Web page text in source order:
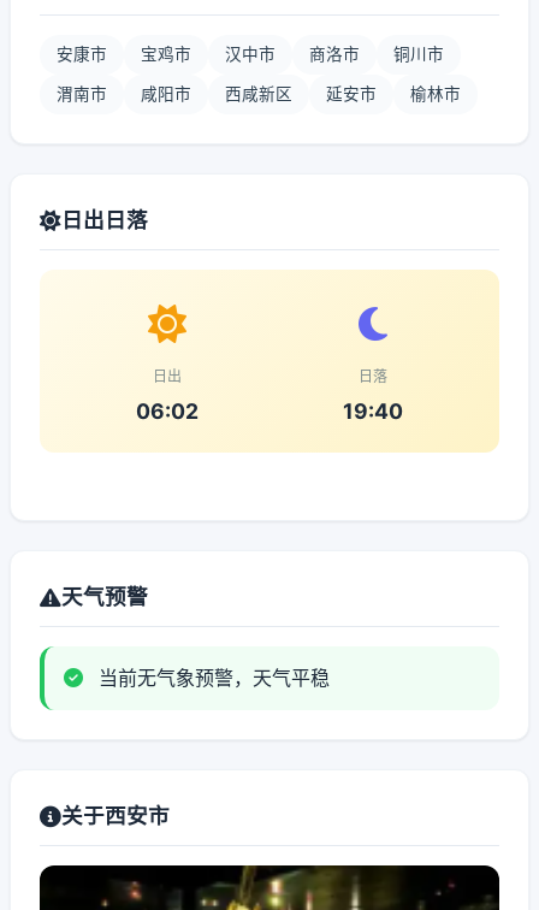
安康市 宝鸡市 汉中市 商洛市 铜川市
渭南市 咸阳市 西咸新区 延安市 榆林市
日出日落
日出
06:02
日落
19:40
天气预警
当前无气象预警，天气平稳
关于西安市